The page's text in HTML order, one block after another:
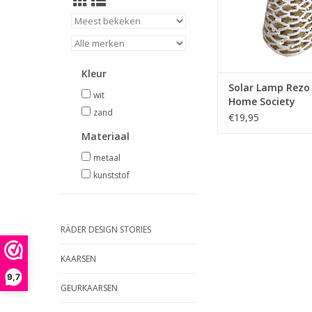
9,7
Kleur
wit
zand
Materiaal
metaal
kunststof
RÄDER DESIGN STORIES
KAARSEN
GEURKAARSEN
TOEVOEGEN AAN
Solar Lamp
Home Society
€19,95